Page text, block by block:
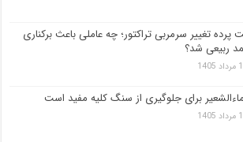
پرده تغییر سرمربی تراکتور؛ چه عاملی باعث برکناری
ربیعی شد؟
ماءالشعیر برای جلوگیری از سنگ کلیه مفید است